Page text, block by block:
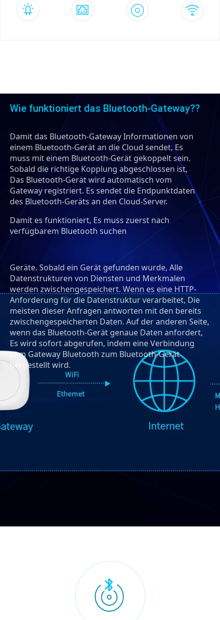
Wie funktioniert das Bluetooth-Gateway??
Damit das Bluetooth-Gateway Informationen von
einem Bluetooth-Gerät an die Cloud sendet, Es
muss mit einem Bluetooth-Gerät gekoppelt sein.
Sobald die richtige Kopplung abgeschlossen ist,
Das Bluetooth-Gerät wird automatisch vom
Gateway registriert. Es sendet die Endpunktdaten
des Bluetooth-Geräts an den Cloud-Server.
Damit es funktioniert, Es muss zuerst nach
verfügbarem Bluetooth suchen
Geräte. Sobald ein Gerät gefunden wurde, Alle
Datenstrukturen von Diensten und Merkmalen
werden zwischengespeichert. Wenn es eine HTTP-
Anforderung für die Datenstruktur verarbeitet, Die
meisten dieser Anfragen antworten mit den bereits
zwischengespeicherten Daten. Auf der anderen Seite,
wenn das Bluetooth-Gerät genaue Daten anfordert,
Es wird sofort abgerufen, indem eine Verbindung
vom Gateway Bluetooth zum Bluetooth-Gerät
hergestellt wird.